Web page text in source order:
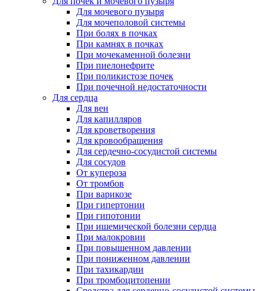
Для мочевого пузыря
Для мочеполовой системы
При болях в почках
При камнях в почках
При мочекаменной болезни
При пиелонефрите
При поликистозе почек
При почечной недостаточности
Для сердца
Для вен
Для капилляров
Для кроветворения
Для кровообращения
Для сердечно-сосудистой системы
Для сосудов
От купероза
От тромбов
При варикозе
При гипертонии
При гипотонии
При ишемической болезни сердца
При малокровии
При повышенном давлении
При пониженном давлении
При тахикардии
При тромбоцитопении